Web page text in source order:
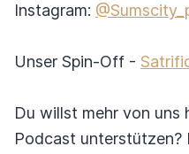
Instagram:
Unser Spin-Off -
Du willst mehr von uns
Podcast unterstützen?